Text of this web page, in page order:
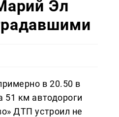
Эл
в 20.50 в
51 км автодороги
ДТП устроил не